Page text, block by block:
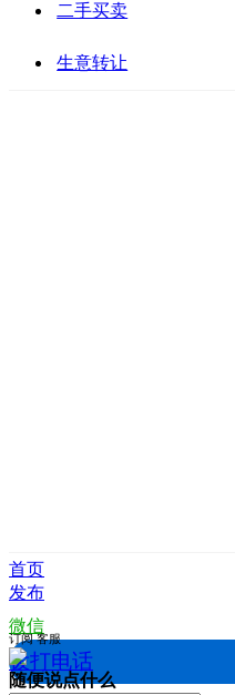
二手买卖
生意转让
首页
发布
微信
拨打电话
订阅 客服
随便说点什么